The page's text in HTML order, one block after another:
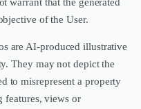
of the User.
are AI-produced illustrative
They may not depict the
to misrepresent a property
features, views or